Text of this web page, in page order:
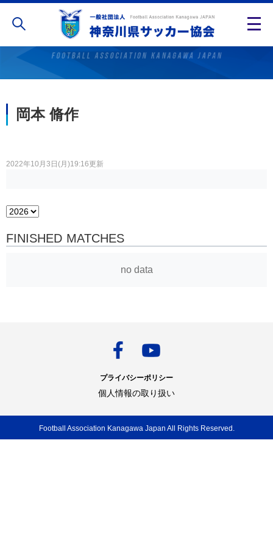
Referee
岡本 脩作
2022年10月3日(月)19:16更新
FINISHED MATCHES
no data
プライバシーポリシー
個人情報の取り扱い
Football Association Kanagawa Japan All Rights Reserved.